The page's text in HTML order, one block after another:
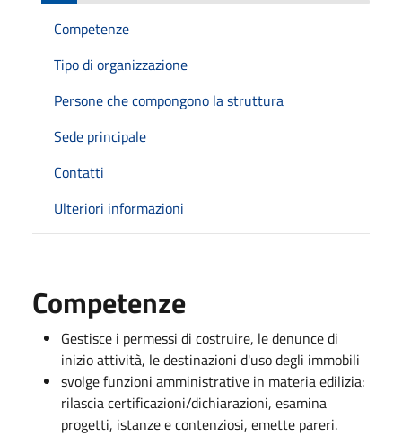
Competenze
Tipo di organizzazione
Persone che compongono la struttura
Sede principale
Contatti
Ulteriori informazioni
Competenze
Gestisce i permessi di costruire, le denunce di
inizio attività, le destinazioni d'uso degli immobili
svolge funzioni amministrative in materia edilizia:
rilascia certificazioni/dichiarazioni, esamina
progetti, istanze e contenziosi, emette pareri.